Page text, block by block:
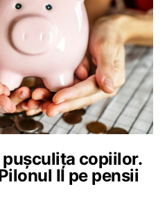
copiilor.
II pe pensii